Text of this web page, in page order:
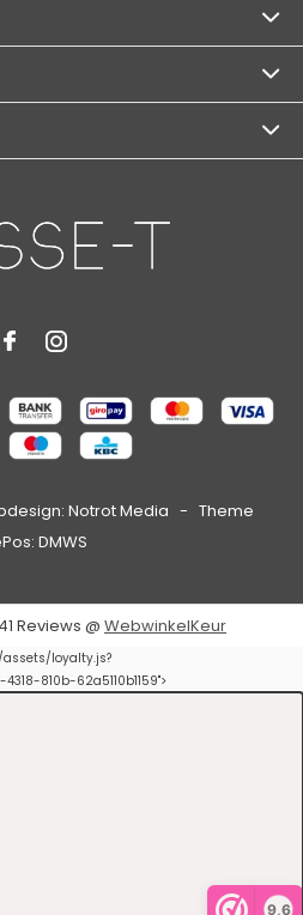
9,6
Notrot Media - Theme
DMWS
Reviews @ WebwinkelKeur
loyalty.js?
810b-62a5110b1159">